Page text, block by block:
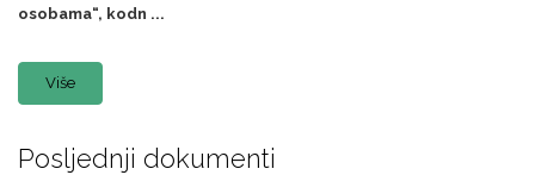
osobama“, kodn ...
Više
Posljednji dokumenti